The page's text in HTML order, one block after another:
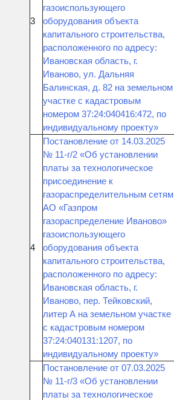
3
газоиспользующего
оборудования объекта
капитального строительства,
расположенного по адресу:
Ивановская область, г.
Иваново, ул. Дальняя
Балинская, д. 82 на земельном
участке с кадастровым
номером 37:24:040416:472, по
индивидуальному проекту»
4
Постановление от 14.03.2025
№ 11-г/2 «Об установлении
платы за технологическое
присоединение к
газораспределительным сетям
АО «Газпром
газораспределение Иваново»
газоиспользующего
оборудования объекта
капитального строительства,
расположенного по адресу:
Ивановская область, г.
Иваново, пер. Тейковский,
литер А на земельном участке
с кадастровым номером
37:24:040131:1207, по
индивидуальному проекту»
Постановление от 07.03.2025
№ 11-г/3 «Об установлении
платы за технологическое